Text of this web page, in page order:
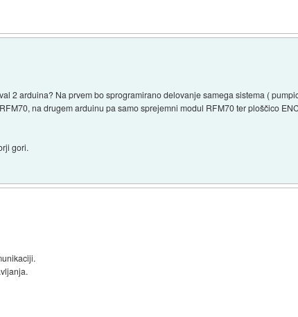
2 arduina? Na prvem bo sprogramirano delovanje samega sistema (
na drugem arduinu pa samo sprejemni modul RFM70 ter ploščico
gori.